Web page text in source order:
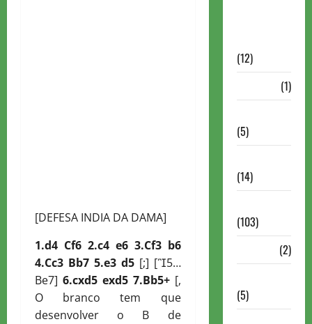
[DEFESA INDIA DA DAMA]
1.d4 Cf6 2.c4 e6 3.Cf3 b6
4.Cc3 Bb7 5.e3 d5 [;] [5…
Be7] 6.cxd5 exd5 7.Bb5+ [,
O branco tem que
desenvolver o B de
(12)
(1)
(5)
(14)
(103)
(2)
(5)